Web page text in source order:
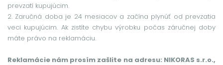
prevzatí kupujúcim.
2. Zaručná doba je 24 mesiacov a začína plynúť od prevzatia
veci kupujúcim. Ak zistíte chybu výrobku počas záručnej doby
máte právo na reklamáciu.
Reklamácie nám prosím zašlite na adresu: NIKORAS s.r.o.,